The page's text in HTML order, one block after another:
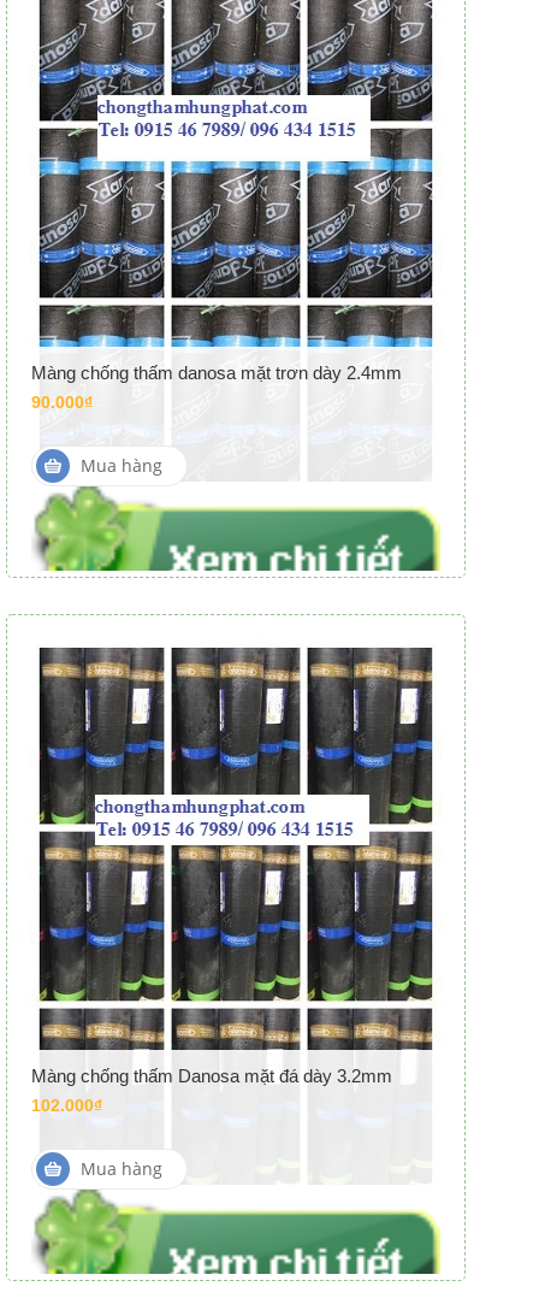
Màng chống thấm danosa mặt trơn dày 2.4mm
90.000₫
Mua hàng
Màng chống thấm Danosa mặt đá dày 3.2mm
102.000₫
Mua hàng